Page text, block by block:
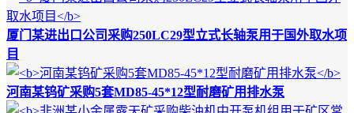
厦门某进出口公司采购250LC29型立式长轴泵用于国外取水项
目
河南某钨矿采购5套MD85-45*12型耐磨矿用排水泵